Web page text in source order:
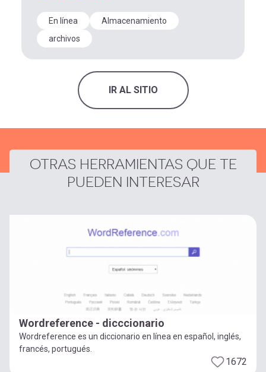
En línea
Almacenamiento
archivos
IR AL SITIO
OTRAS HERRAMIENTAS QUE TE
PUEDEN INTERESAR
Wordreference - dicccionario
Wordreference es un diccionario en línea en español, inglés,
francés, portugués.
1672